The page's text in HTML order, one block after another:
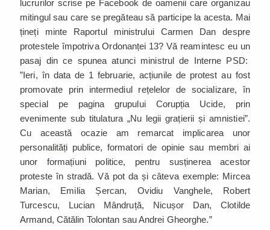
lucrurilor scrise pe Facebook de oamenii care organizau
mitingul sau care se pregăteau să participe la acesta. Mai
țineți minte Raportul ministrului Carmen Dan despre
protestele împotriva Ordonanței 13? Vă reamintesc eu un
pasaj din ce spunea atunci ministrul de Interne PSD:
”Ieri, în data de 1 februarie, acțiunile de protest au fost
promovate prin intermediul rețelelor de socializare, în
special pe pagina grupului Corupția Ucide, prin
evenimente sub titulatura „Nu legii grațierii și amnistiei”.
Cu această ocazie am remarcat implicarea unor
personalități publice, formatori de opinie sau membri ai
unor formațiuni politice, pentru susținerea acestor
proteste în stradă. Vă pot da și câteva exemple: Mircea
Marian, Emilia Șercan, Ovidiu Vanghele, Robert
Turcescu, Lucian Mândruță, Nicușor Dan, Clotilde
Armand, Cătălin Tolontan sau Andrei Gheorghe.”